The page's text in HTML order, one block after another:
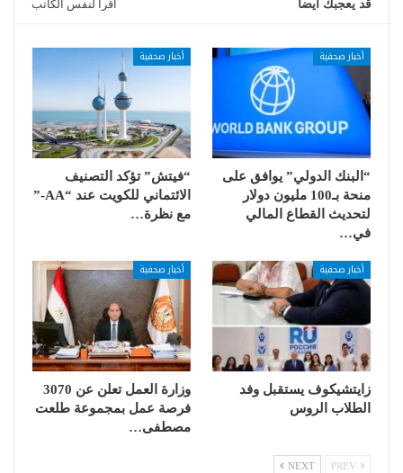
قد يعجبك ايضا اقرأ لنفس الكاتب
أخبار صحفية
“البنك الدولي” يوافق على
منحة بـ100 مليون دولار
لتحديث القطاع المالي
في…
أخبار صحفية
“فيتش” تؤكد التصنيف
الائتماني للكويت عند “AA-”
مع نظرة…
أخبار صحفية
زايتشيكوف يستقبل وفد
الطلاب الروس
أخبار صحفية
وزارة العمل تعلن عن 3070
فرصة عمل بمجموعة طلعت
مصطفى…
NEXT